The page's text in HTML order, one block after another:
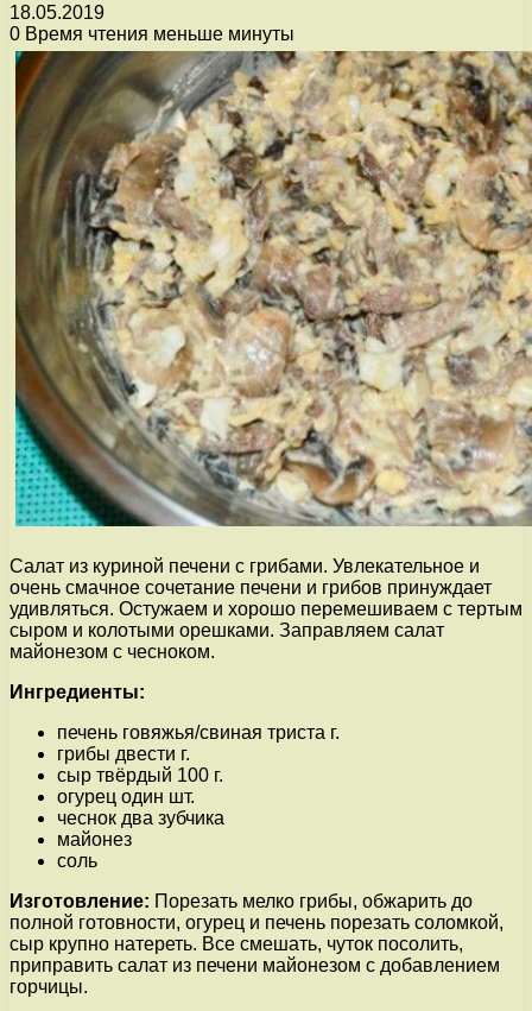
18.05.2019
0 Время чтения меньше минуты
Салат из куриной печени с грибами. Увлекательное и
очень смачное сочетание печени и грибов принуждает
удивляться. Остужаем и хорошо перемешиваем с тертым
сыром и колотыми орешками. Заправляем салат
майонезом с чесноком.
Ингредиенты:
печень говяжья/свиная триста г.
грибы двести г.
сыр твёрдый 100 г.
огурец один шт.
чеснок два зубчика
майонез
соль
Изготовление: Порезать мелко грибы, обжарить до
полной готовности, огурец и печень порезать соломкой,
сыр крупно натереть. Все смешать, чуток посолить,
приправить салат из печени майонезом с добавлением
горчицы.